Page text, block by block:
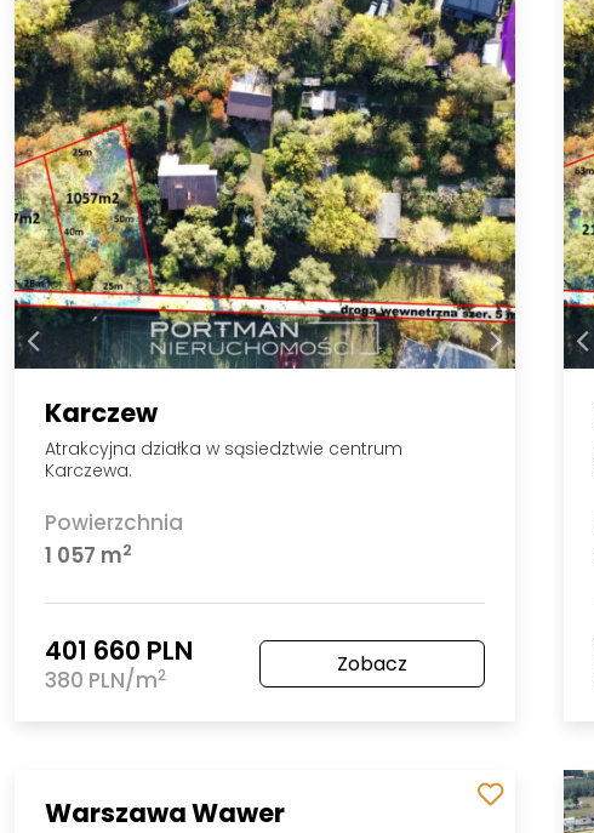
Karczew
Atrakcyjna działka w sąsiedztwie centrum
Karczewa.
Powierzchnia
1 057 m2
401 660 PLN
380 PLN/m2 Zobacz
Warszawa Wawer